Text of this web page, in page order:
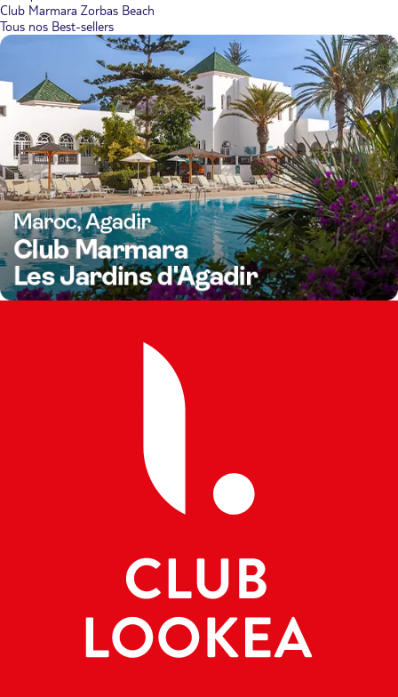
Club Marmara Zorbas Beach
Tous nos Best-sellers